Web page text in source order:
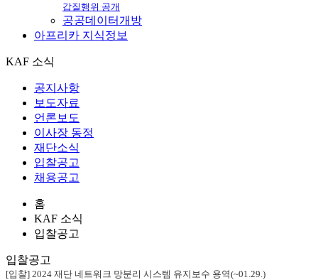
갑질행위 공개
공공데이터개방
아프리카 지식정보
KAF 소식
공지사항
보도자료
언론보도
이사장 동정
재단소식
입찰공고
채용공고
홈
KAF 소식
입찰공고
입찰공고
[입찰] 2024 재단 네트워크 망분리 시스템 유지보수 용역(~01.29.)